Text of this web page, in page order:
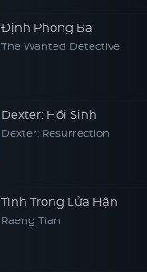
Định Phong Ba
The Wanted Detective
Dexter: Hồi Sinh
Dexter: Resurrection
Tình Trong Lửa Hận
Raeng Tian